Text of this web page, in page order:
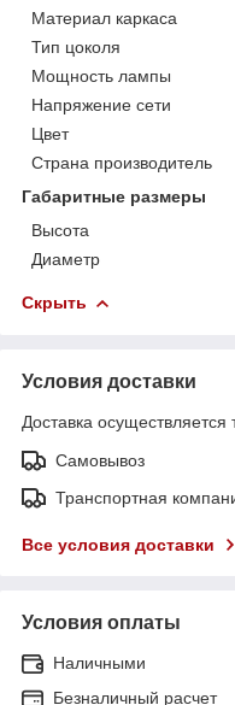
Материал каркаса
Тип цоколя
Мощность лампы
Напряжение сети
Цвет
Страна производитель
Габаритные размеры
Высота
Диаметр
Скрыть
Условия доставки
Доставка осуществляется
Самовывоз
Транспортная
Все условия доставки
Условия оплаты
Наличными
Безналичный расчет